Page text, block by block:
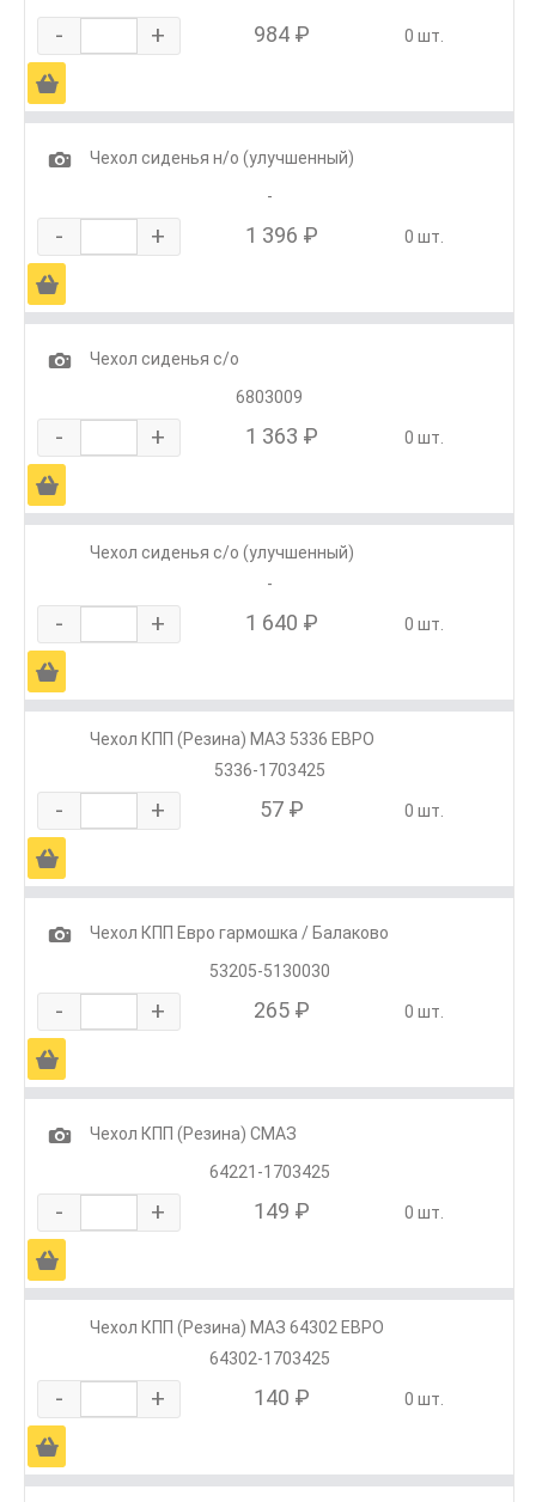
- + 984 ₽ 0 шт.
Ä
1
Чехол сиденья н/о (улучшенный)
-
- + 1 396 ₽ 0 шт.
Ä
1
Чехол сиденья с/о
6803009
- + 1 363 ₽ 0 шт.
Ä
Чехол сиденья с/о (улучшенный)
-
- + 1 640 ₽ 0 шт.
Ä
Чехол КПП (Резина) МАЗ 5336 ЕВРО
5336-1703425
- + 57 ₽ 0 шт.
Ä
1
Чехол КПП Евро гармошка / Балаково
53205-5130030
- + 265 ₽ 0 шт.
Ä
1
Чехол КПП (Резина) СМАЗ
64221-1703425
- + 149 ₽ 0 шт.
Ä
Чехол КПП (Резина) МАЗ 64302 ЕВРО
64302-1703425
- + 140 ₽ 0 шт.
Ä